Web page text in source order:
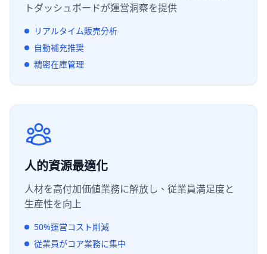
トダッシュボードが運営洞察を提供
リアルタイム販売分析
自動補充推奨
精密在庫管理
人的資源最適化
人材を高付加価値業務に解放し、従業員満足度と
生産性を向上
50%運営コスト削減
従業員がコア業務に集中